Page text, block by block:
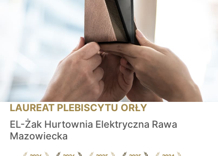
LAUREAT PLEBISCYTU ORŁY
EL-Żak Hurtownia Elektryczna Rawa
Mazowiecka